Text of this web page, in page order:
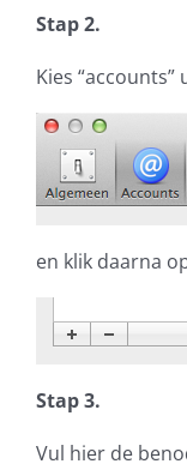
Stap 2.
Kies
en klik daarna
Stap 3.
Vul hier de